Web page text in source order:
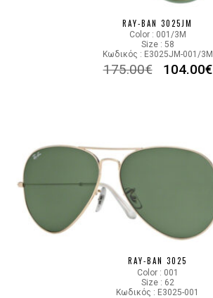
RAY-BAN 3025JM
Color : 001/3M
Size : 58
Κωδικός : E3025JM-001/3M
175.00€ 104.00€
RAY-BAN 3025
Color : 001
Size : 62
Κωδικός : E3025-001